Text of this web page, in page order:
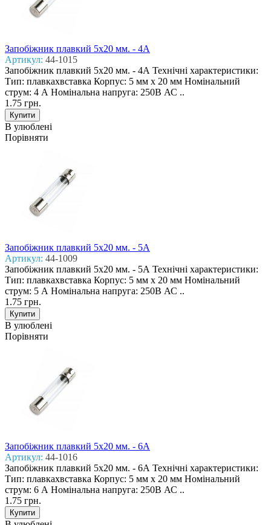
Запобіжник плавкий 5x20 мм. - 4А
Артикул: 44-1015
Запобіжник плавкий 5x20 мм. - 4А Технічні характеристики:
Тип: плавкахвставка Корпус: 5 мм х 20 мм Номінальний
струм: 4 А Номінальна напруга: 250В АС ..
1.75 грн.
В улюблені
Порівняти
Запобіжник плавкий 5x20 мм. - 5А
Артикул: 44-1009
Запобіжник плавкий 5x20 мм. - 5А Технічні характеристики:
Тип: плавкахвставка Корпус: 5 мм х 20 мм Номінальний
струм: 5 А Номінальна напруга: 250В АС ..
1.75 грн.
В улюблені
Порівняти
Запобіжник плавкий 5x20 мм. - 6А
Артикул: 44-1016
Запобіжник плавкий 5x20 мм. - 6А Технічні характеристики:
Тип: плавкахвставка Корпус: 5 мм х 20 мм Номінальний
струм: 6 А Номінальна напруга: 250В АС ..
1.75 грн.